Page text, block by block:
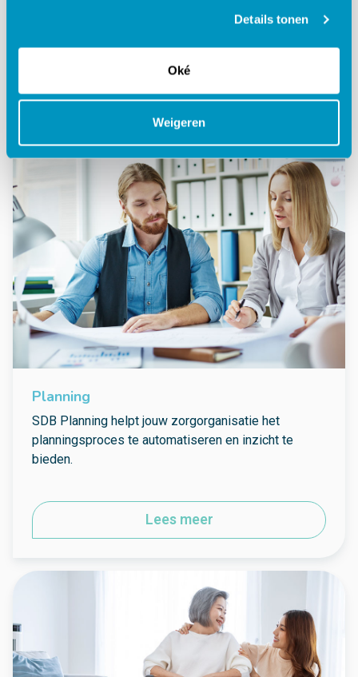
Details tonen
Oké
Weigeren
Lees meer
Planning
SDB Planning helpt jouw zorgorganisatie het
planningsproces te automatiseren en inzicht te
bieden.
Lees meer